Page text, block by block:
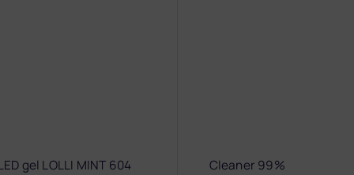
gel LOLLI MINT 604 Cleaner 99%